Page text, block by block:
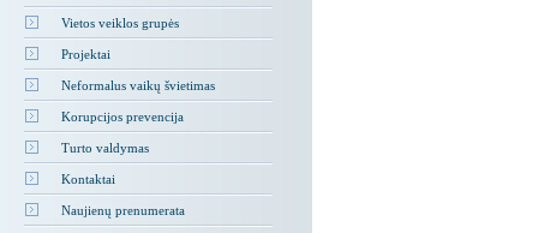
Vietos veiklos grupės
Projektai
Neformalus vaikų švietimas
Korupcijos prevencija
Turto valdymas
Kontaktai
Naujienų prenumerata